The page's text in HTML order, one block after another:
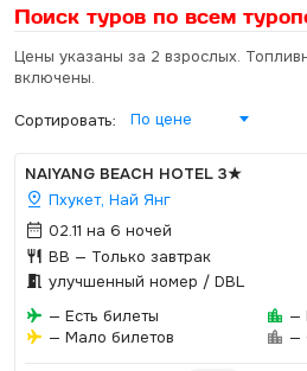
Поиск туров по всем
Цены указаны за 2 взрослых.
включены.
Сортировать: По цене
NAIYANG BEACH HOTEL 3★
Пхукет, Най Янг
02.11 на 6 ночей
BB — Только завтрак
улучшенный номер / DBL
— Есть билеты
— Мало билетов
—
—